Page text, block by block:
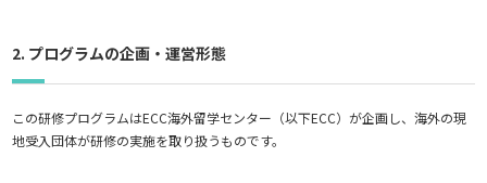
2. プログラムの企画・運営形態
この研修プログラムはECC海外留学センター（以下ECC）が企画し、海外の現
地受入団体が研修の実施を取り扱うものです。